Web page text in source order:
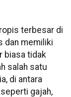
terbesar di
dan memiliki
biasa tidak
salah satu
di antara
gajah,